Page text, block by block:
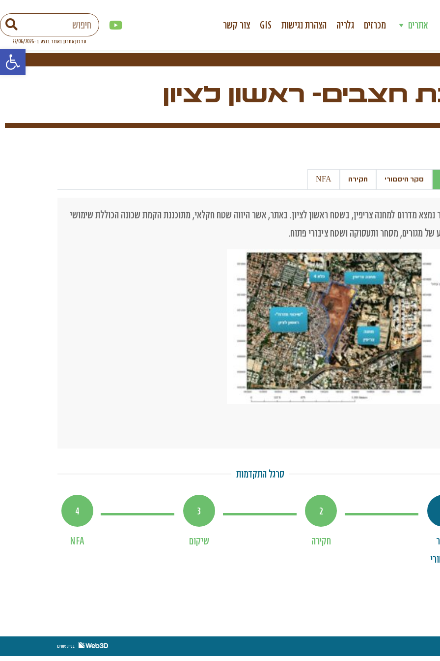
אתרים מכרזים גלריה הצהרת נגישות GIS צור קשר
חצבים- ראשון לציון
סקר היסטורי חקירה NFA
נמצא מדרום למחנה צריפין, בשטח ראשון לציון. באתר, אשר היווה שטח חקלאי, מתוכננת הקמת שכונה הכוללת שימושי
של מגורים, מסחר ותעסוקה ושטח ציבורי פתוח.
סרגל התקדמות
2
חקירה
3
שיקום
4
NFA
- בניית אתרים
פתח